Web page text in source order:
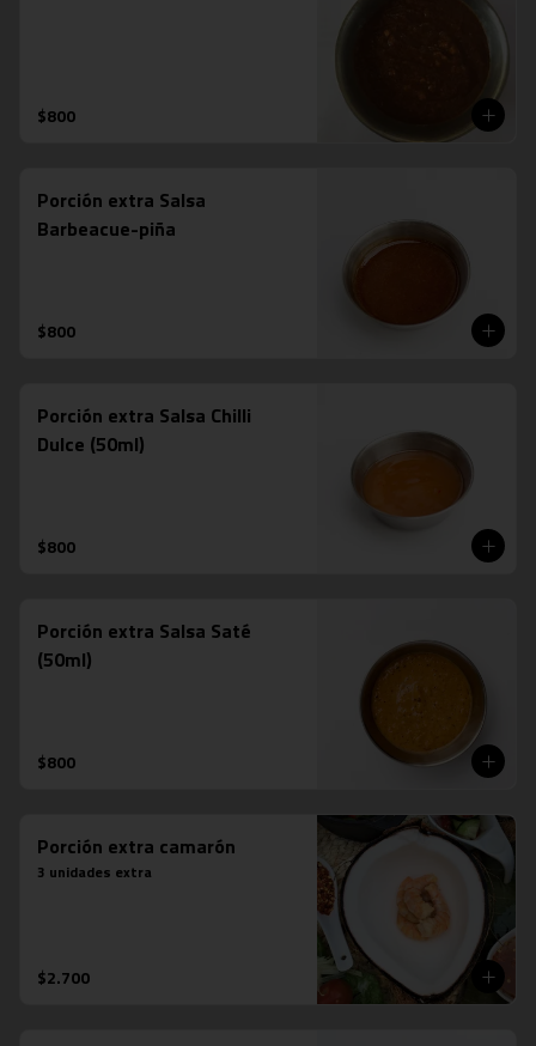
$800
Porción extra Salsa
Barbeacue-piña
$800
Porción extra Salsa Chilli
Dulce (50ml)
$800
Porción extra Salsa Saté
(50ml)
$800
Porción extra camarón
3 unidades extra
$2.700